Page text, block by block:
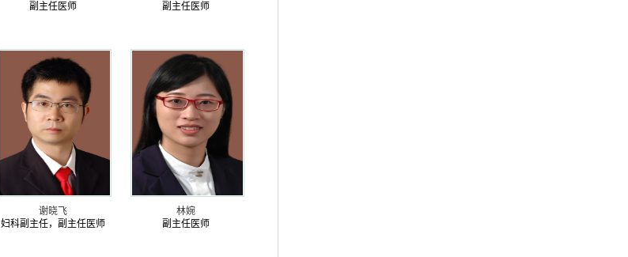
副主任医师
副主任医师
谢晓飞
妇科副主任，副主任医师
林婉
副主任医师